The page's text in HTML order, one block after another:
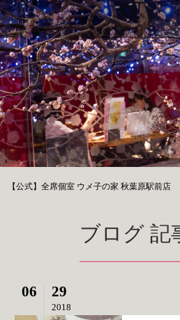
【公式】全席個室 ウメ子の家 秋葉原駅前店
ブログ 記
06 29
2018